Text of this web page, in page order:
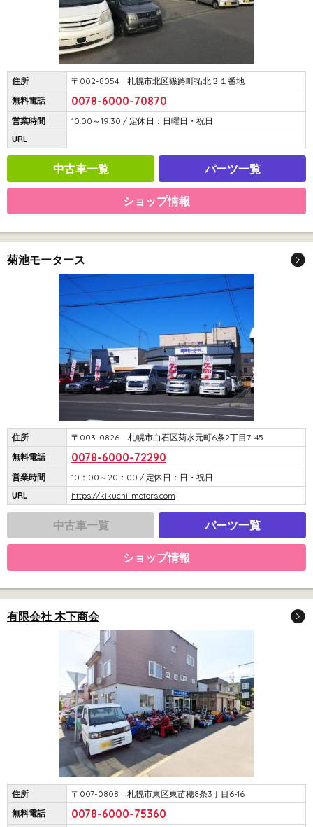
住所
〒002-8054 札幌市北区篠路町拓北３１番地
無料電話
0078-6000-70870
営業時間
10:00～19:30 / 定休日：日曜日・祝日
URL
中古車一覧 パーツ一覧
ショップ情報
菊池モータース
住所
〒003-0826 札幌市白石区菊水元町6条2丁目7-45
無料電話
0078-6000-72290
営業時間
10：00～20：00 / 定休日：日・祝日
URL
https://kikuchi-motors.com
中古車一覧 パーツ一覧
ショップ情報
有限会社 木下商会
住所
〒007-0808 札幌市東区東苗穂8条3丁目6-16
無料電話
0078-6000-75360